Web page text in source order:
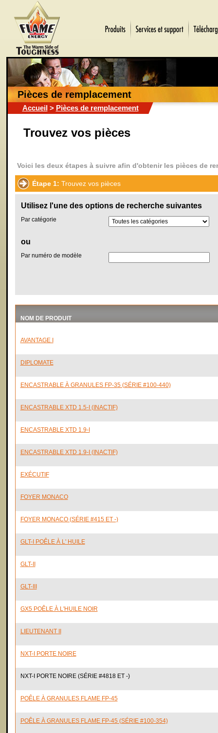
Pièces de remplacement
Accueil > Pièces de remplacement
Trouvez vos pièces
Voici les deux étapes à suivre afin d'obtenir les pièces de
Étape 1: Trouvez vos pièces
Utilisez l'une des options de recherche suivantes
Par catégorie
ou
Par numéro de modèle
NOM DE PRODUIT
AVANTAGE I
DIPLOMATE
ENCASTRABLE À GRANULES FP-35 (SÉRIE #100-440)
ENCASTRABLE XTD 1.5-I (INACTIF)
ENCASTRABLE XTD 1.9-I
ENCASTRABLE XTD 1.9-I (INACTIF)
EXÉCUTIF
FOYER MONACO
FOYER MONACO (SÉRIE #415 ET -)
GLT-I POÊLE À L' HUILE
GLT-II
GLT-III
GX5 POÊLE À L'HUILE NOIR
LIEUTENANT II
NXT-I PORTE NOIRE
NXT-I PORTE NOIRE (SÉRIE #4818 ET -)
POÊLE À GRANULES FLAME FP-45
POÊLE À GRANULES FLAME FP-45 (SÉRIE #100-354)